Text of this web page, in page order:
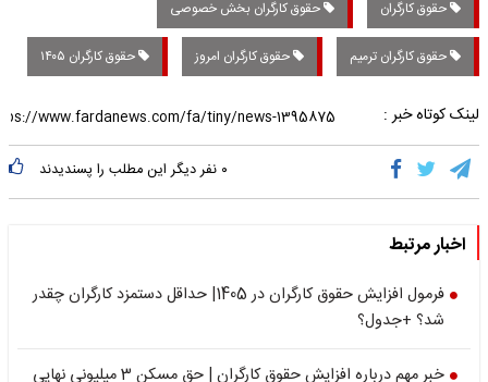
حقوق کارگران حقوق کارگران بخش خصوصی
حقوق کارگران ترمیم حقوق کارگران امروز حقوق کارگران ۱۴۰۵
لینک کوتاه خبر :
۰ نفر دیگر این مطلب را پسندیدند
اخبار مرتبط
فرمول افزایش حقوق کارگران در 1405| حداقل دستمزد کارگران چقدر
شد؟ +جدول؟
خبر مهم درباره افزایش حقوق کارگران | حق مسکن 3 میلیونی نهایی